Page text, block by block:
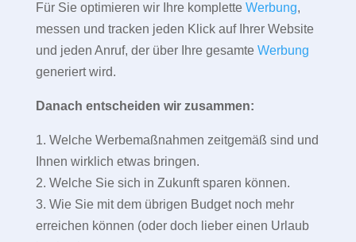
Für Sie optimieren wir Ihre komplette Werbung,
messen und tracken jeden Klick auf Ihrer Website
und jeden Anruf, der über Ihre gesamte Werbung
generiert wird.
Danach entscheiden wir zusammen:
1. Welche Werbemaßnahmen zeitgemäß sind und
Ihnen wirklich etwas bringen.
2. Welche Sie sich in Zukunft sparen können.
3. Wie Sie mit dem übrigen Budget noch mehr
erreichen können (oder doch lieber einen Urlaub